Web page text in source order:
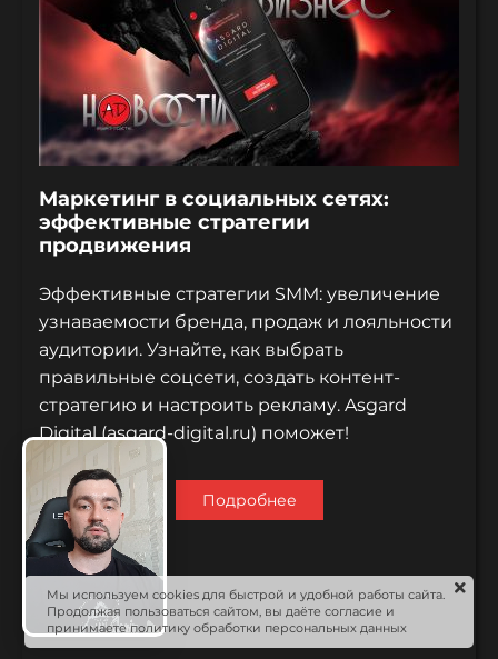
Маркетинг в социальных сетях:
эффективные стратегии
продвижения
Эффективные стратегии SMM: увеличение
узнаваемости бренда, продаж и лояльности
аудитории. Узнайте, как выбрать
правильные соцсети, создать контент-
стратегию и настроить рекламу. Asgard
Digital (asgard-digital.ru) поможет!
Подробнее
Новости
08.07.2025
Мы используем cookies для быстрой и удобной работы сайта.
Продолжая пользоваться сайтом, вы даёте согласие и
принимаете политику обработки персональных данных